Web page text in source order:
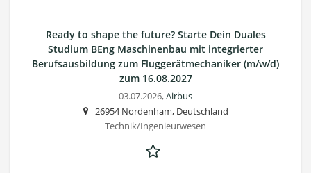
Ready to shape the future? Starte Dein Duales
Studium BEng Maschinenbau mit integrierter
Berufsausbildung zum Fluggerätmechaniker (m/w/d)
zum 16.08.2027
03.07.2026,Airbus
26954 Nordenham, Deutschland
Technik/Ingenieurwesen